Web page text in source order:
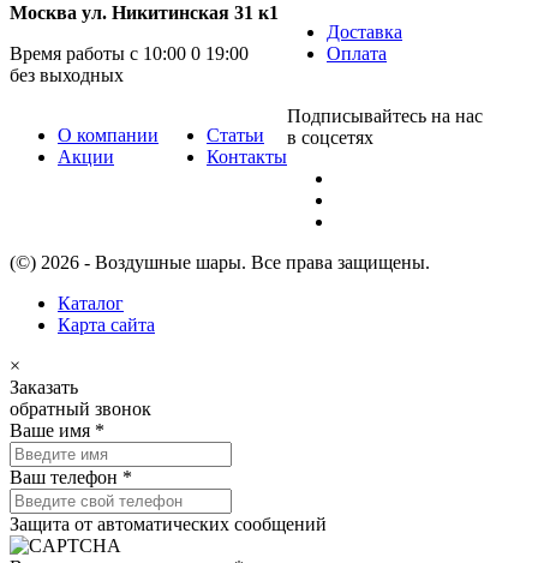
Москва ул. Никитинская 31 к1
Время работы с 10:00 0 19:00
без выходных
Доставка
Оплата
О компании
Акции
Статьи
Контакты
Подписывайтесь на нас
в соцсетях
(©) 2026 - Воздушные шары. Все права защищены.
Каталог
Карта сайта
×
Заказать
обратный звонок
Ваше имя *
Ваш телефон *
Защита от автоматических сообщений